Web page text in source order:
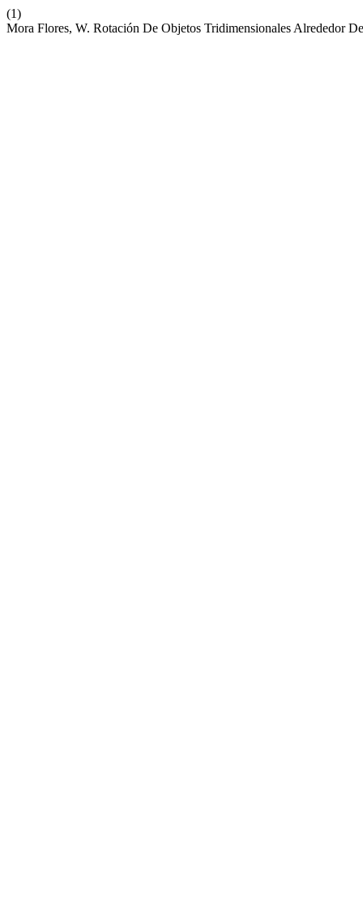
(1)
Mora Flores, W. Rotación De Objetos Tridimensionales Alrededor